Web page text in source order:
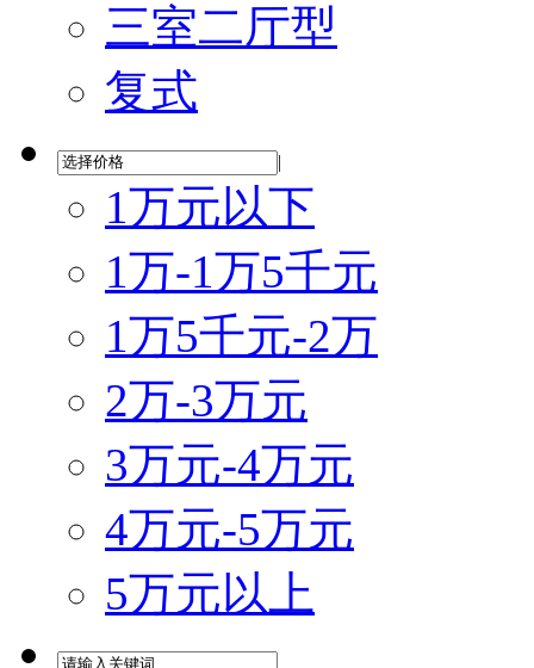
三室二厅型
复式
|
1万元以下
1万-1万5千元
1万5千元-2万
2万-3万元
3万元-4万元
4万元-5万元
5万元以上